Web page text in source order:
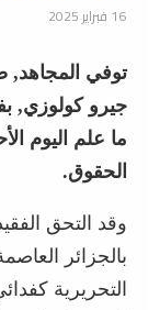
16 فبراير 2025
توفي المجاهد,
ما علم اليوم
الحقوق.
بالجزائر